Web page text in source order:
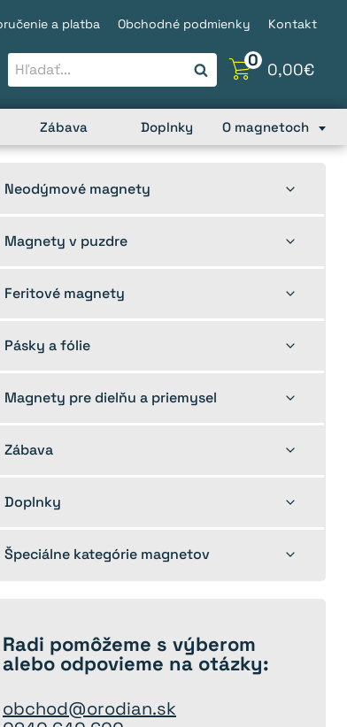
a platba Obchodné podmienky Kontakt
0 0,00€
Zábava Doplnky O magnetoch
Neodýmové magnety
Toggle
Magnety v puzdre
Toggle
Feritové magnety
Toggle
Pásky a fólie
Toggle
Magnety pre dielňu a priemysel
Toggle
Zábava
Toggle
Doplnky
Toggle
Špeciálne kategórie magnetov
Toggle
Radi pomôžeme s výberom
alebo odpovieme na otázky:
obchod@orodian.sk